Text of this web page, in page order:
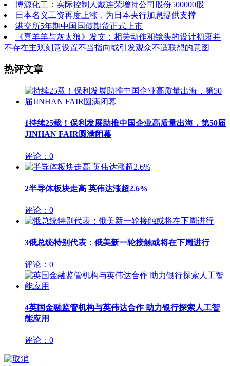
博源化工：实际控制人戴连荣增持公司股份500000股
日本名义工资再度上涨，为日本央行加息提供支撑
港交所5年期中国国债期货正式上市
《喜羊羊与灰太狼》发文：相关动作和镜头的设计初衷并
不存在主观刻意设置不当指向或引发观众不适联想的意图
热评文章
1持续25载！保利发展助推中国企业高质量出海，第50届
JINHAN FAIR圆满闭幕
评论：0
2半导体板块走高 英伟达涨超2.6%
评论：0
3俄总统特别代表：俄美新一轮接触或将在下周进行
评论：0
4英国金融监管机构与英伟达合作 助力银行探索人工智
能应用
评论：0